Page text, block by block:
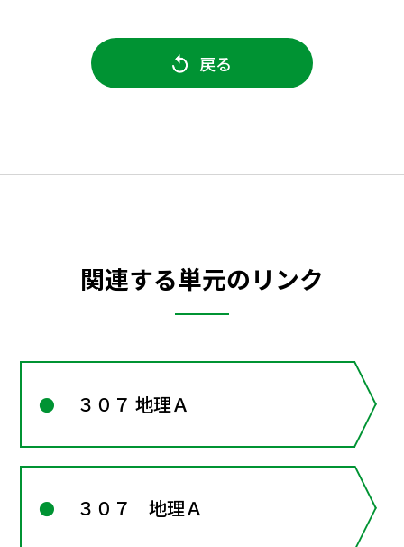
戻る
関連する単元のリンク
３０７ 地理Ａ
３０７ 地理Ａ